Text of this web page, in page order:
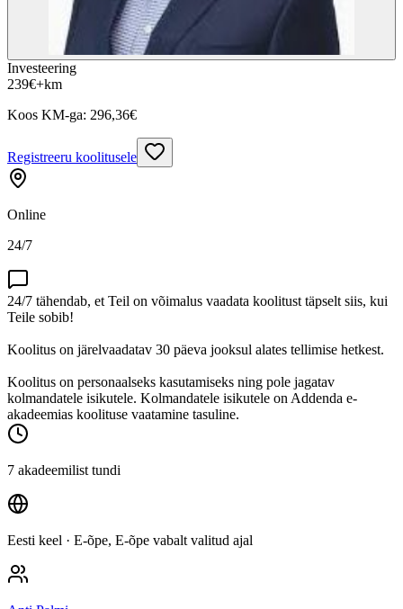
Investeering
239€+km
Koos KM-ga: 296,36€
Registreeru koolitusele
Online
24/7
24/7 tähendab, et Teil on võimalus vaadata koolitust täpselt siis, kui
Teile sobib!
Koolitus on järelvaadatav 30 päeva jooksul alates tellimise hetkest.
Koolitus on personaalseks kasutamiseks ning pole jagatav
kolmandatele isikutele. Kolmandatele isikutele on Addenda e-
akadeemias koolituse vaatamine tasuline.
7 akadeemilist tundi
Eesti keel · E-õpe, E-õpe vabalt valitud ajal